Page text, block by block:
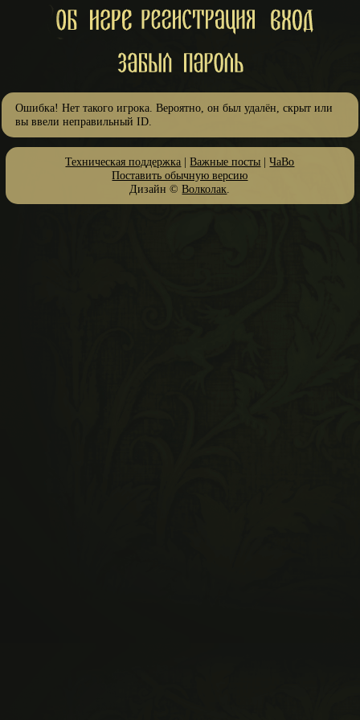
Ошибка! Нет такого игрока. Вероятно, он был удалён, скрыт или
вы ввели неправильный ID.
Техническая поддержка |Важные посты |ЧаВо
Поставить обычную версию
Дизайн ©Волколак